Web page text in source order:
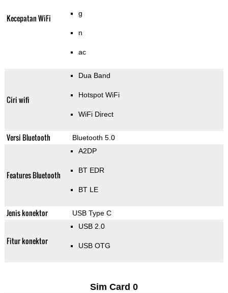
Kecepatan WiFi g
n
ac
Ciri wifi
Dua Band
Hotspot WiFi
WiFi Direct
Versi Bluetooth Bluetooth 5.0
Features Bluetooth
A2DP
BT EDR
BT LE
Jenis konektor USB Type C
Fitur konektor
USB 2.0
USB OTG
Sim Card 0